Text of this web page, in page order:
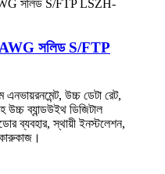
সলিড S/FTP
এনভায়রনমেন্ট, উচ্চ ডেটা রেট,
ব্যান্ডউইথ ডিজিটাল
ব্যবহার, স্থায়ী ইনস্টলেশন,